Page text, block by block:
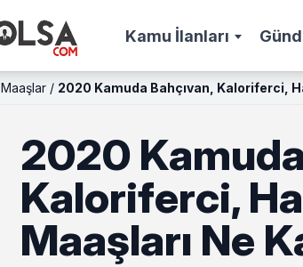
Kamu İlanları
Maaşlar / 2020 Kamuda Bahçıvan, Kaloriferci,
2020
Kaloriferci,
Maaşları Ne